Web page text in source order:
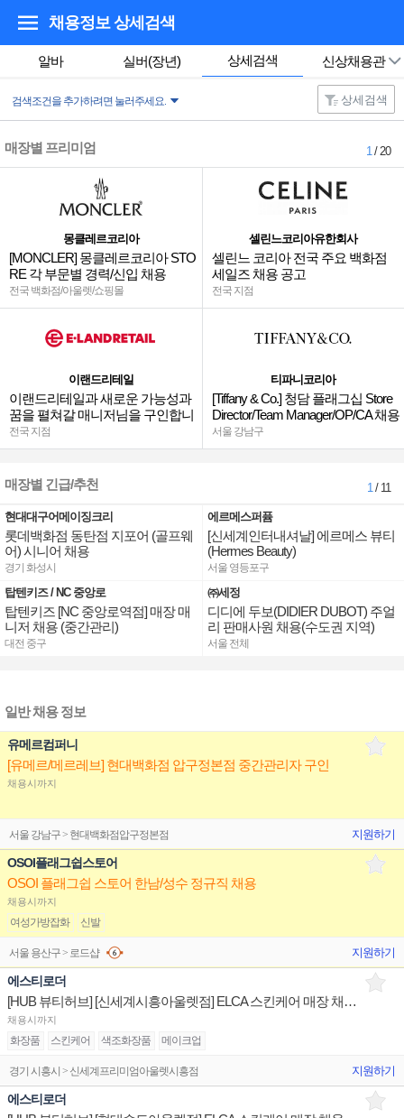
채용정보 상세검색
알바 실버(장년) 상세검색 신상채용관
검색조건을 추가하려면 눌러주세요. 상세검색
매장별 프리미엄 1/ 20
몽클레르코리아
[MONCLER] 몽클레르코리아 STO
RE 각 부문별 경력/신입 채용
전국 백화점/아울렛/쇼핑몰
이랜드리테일
이랜드리테일과 새로운 가능성과
꿈을 펼쳐갈 매니저님을 구인합니
다.
전국 지점
셀린느코리아유한회사
셀린느 코리아 전국 주요 백화점
세일즈 채용 공고
전국 지점
티파니코리아
[Tiffany & Co.] 청담 플래그십 Store
Director/Team Manager/OP/CA 채용
서울 강남구
매장별 긴급/추천 1/ 11
현대대구어메이징크리
롯데백화점 동탄점 지포어 (골프웨
어) 시니어 채용
경기 화성시
탑텐키즈 / NC 중앙로
탑텐키즈 [NC 중앙로역점] 매장 매
니저 채용 (중간관리)
대전 중구
에르메스퍼퓸
[신세계인터내셔날] 에르메스 뷰티
(Hermes Beauty)
서울 영등포구
㈜세정
디디에 두보(DIDIER DUBOT) 주얼
리 판매사원 채용(수도권 지역)
서울 전체
일반 채용 정보
유메르컴퍼니
[유메르/메르레브] 현대백화점 압구정본점 중간관리자 구인
채용시까지
서울 강남구 > 현대백화점압구정본점 지원하기
OSOI플래그쉽스토어
OSOI 플래그쉽 스토어 한남/성수 정규직 채용
채용시까지
여성가방잡화 신발
서울 용산구 > 로드샵 지원하기
에스티로더
[HUB 뷰티허브] [신세계시흥아울렛점] ELCA 스킨케어 매장 채용 백화점 브랜드 건
채용시까지
화장품 스킨케어 색조화장품 메이크업
경기 시흥시 > 신세계프리미엄아울렛시흥점 지원하기
에스티로더